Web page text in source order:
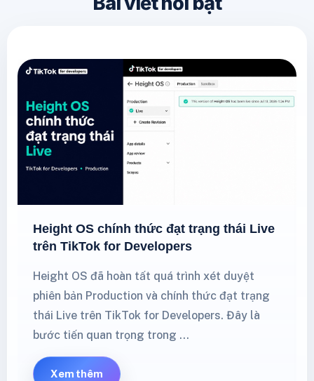
Height OS chính thức đạt trạng thái Live
trên TikTok for Developers
Height OS đã hoàn tất quá trình xét duyệt
phiên bản Production và chính thức đạt trạng
thái Live trên TikTok for Developers. Đây là
bước tiến quan trọng trong …
Xem thêm